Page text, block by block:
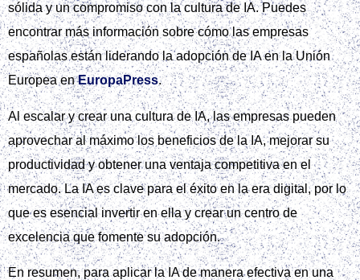
sólida y un compromiso con la cultura de IA. Puedes
encontrar más información sobre cómo las empresas
españolas están liderando la adopción de IA en la Unión
Europea enEuropaPress.
Al escalar y crear una cultura de IA, las empresas pueden
aprovechar al máximo los beneficios de la IA, mejorar su
productividad y obtener una ventaja competitiva en el
mercado. La IA es clave para el éxito en la era digital, por lo
que es esencial invertir en ella y crear un centro de
excelencia que fomente su adopción.
En resumen, para aplicar la IA de manera efectiva en una